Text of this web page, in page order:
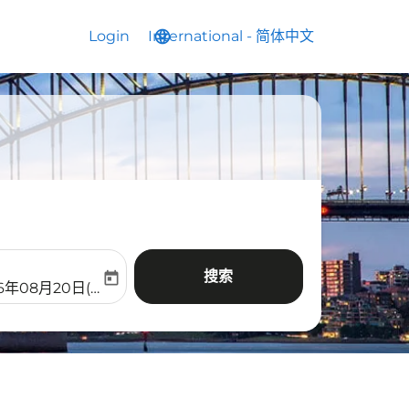
Login language
International - 简体中文
keyboard_arrow_down
labelreturn-date-aria-label
08月20日(周四)
today 搜索